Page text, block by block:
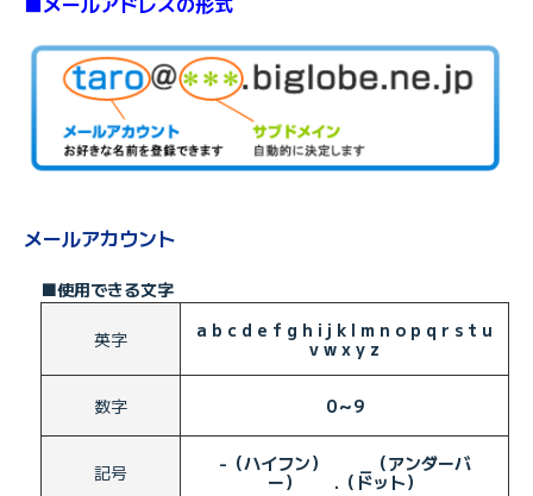
メールアカウント
■使用できる文字
英字
a b c d e f g h i j k l m n o p q r s t u
v w x y z
数字 0～9
記号
-（ハイフン） _（アンダーバ
ー） .（ドット）